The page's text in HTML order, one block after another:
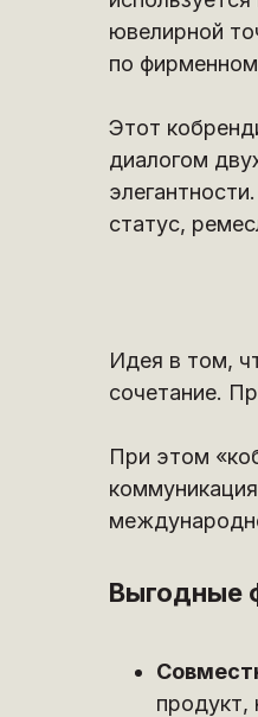
ювелирной
по
Этот
диалогом
статус,
Идея в том,
сочетание.
При этом
продукт,
Выгодные